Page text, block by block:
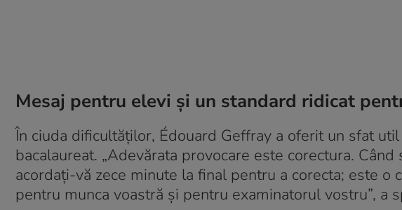
Mesaj pentru elevi și un standard ridicat
În ciuda dificultăților, Édouard Geffray a oferit un sfat
bacalaureat. „Adevărata provocare este corectura.
acordați-vă zece minute la final pentru a corecta; este o
pentru munca voastră și pentru examinatorul vostru”, a